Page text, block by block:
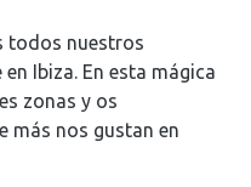
todos nuestros
Ibiza. En esta mágica
zonas y os
más nos gustan en